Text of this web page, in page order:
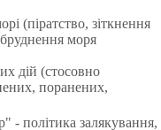
(піратство, зіткнення
моря
дій (стосовно
поранених,
- політика залякування,